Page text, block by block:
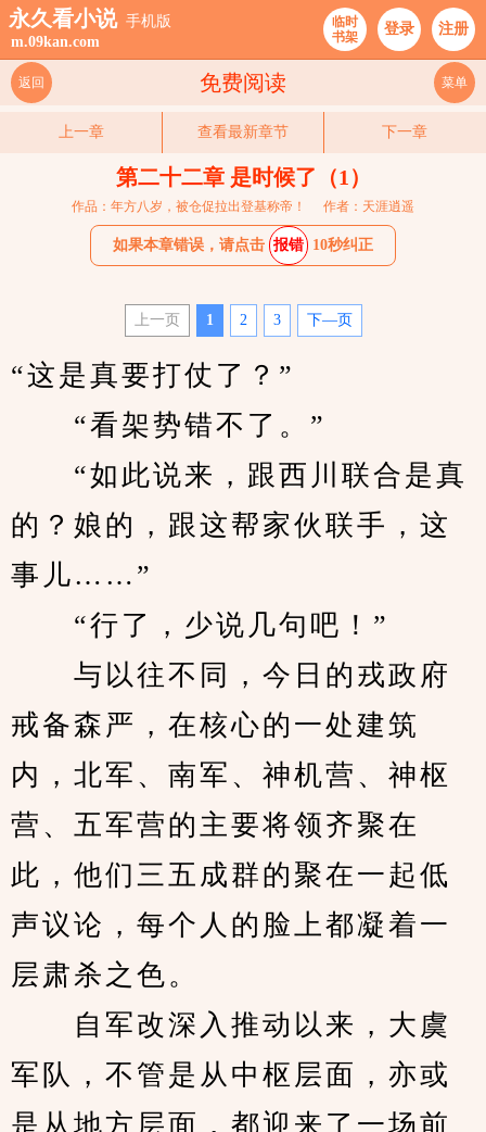
永久看小说 手机版
m.09kan.com
临时
书架
登录 注册
免费阅读
返回 菜单
上一章 查看最新章节 下一章
第二十二章 是时候了（1）
作品：年方八岁，被仓促拉出登基称帝！ 作者：天涯逍遥
如果本章错误，请点击 报错 10秒纠正
上一页 1 2 3 下—页
“这是真要打仗了？”
“看架势错不了。”
“如此说来，跟西川联合是真
的？娘的，跟这帮家伙联手，这
事儿……”
“行了，少说几句吧！”
与以往不同，今日的戎政府
戒备森严，在核心的一处建筑
内，北军、南军、神机营、神枢
营、五军营的主要将领齐聚在
此，他们三五成群的聚在一起低
声议论，每个人的脸上都凝着一
层肃杀之色。
自军改深入推动以来，大虞
军队，不管是从中枢层面，亦或
是从地方层面，都迎来了一场前